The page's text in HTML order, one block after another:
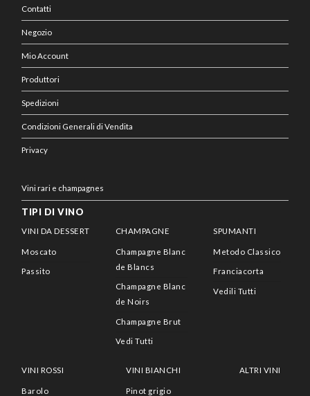
Contatti
Negozio
Mio Account
Produttori
Spedizioni
Condizioni Generali di Vendita
Privacy
Vini rari e champagnes
TIPI DI VINO
VINI DA DESSERT
Moscato
Passito
CHAMPAGNE
Champagne Blanc
de Blancs
Champagne Blanc
de Noirs
Champagne Brut
Vedi Tutti
SPUMANTI
Metodo Classico
Franciacorta
Vedili Tutti
VINI ROSSI
Barolo
VINI BIANCHI
Pinot grigio
ALTRI VINI